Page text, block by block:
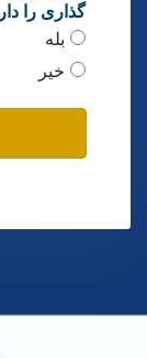
گذاری را
بله
خیر